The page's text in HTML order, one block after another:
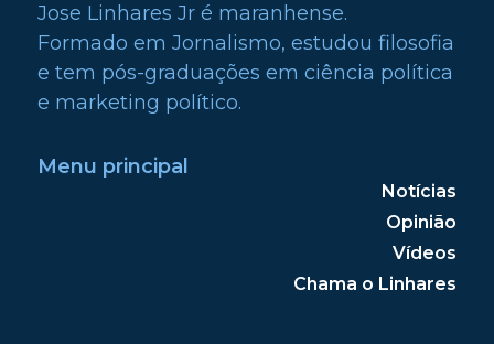
Jose Linhares Jr é maranhense.
Formado em Jornalismo, estudou filosofia
e tem pós-graduações em ciência política
e marketing político.
Menu principal
Notícias
Opinião
Vídeos
Chama o Linhares